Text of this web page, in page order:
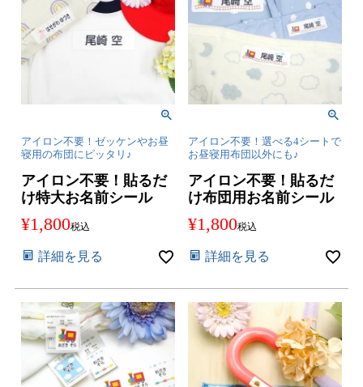
アイロン不要！ゼッケンやお昼
寝用の布団にピッタリ♪
アイロン不要！貼るだ
け特大お名前シール
¥1,800税込
詳細を見る
アイロン不要！選べる4シートで
お昼寝用布団以外にも♪
アイロン不要！貼るだ
け布団用お名前シール
¥1,800税込
詳細を見る